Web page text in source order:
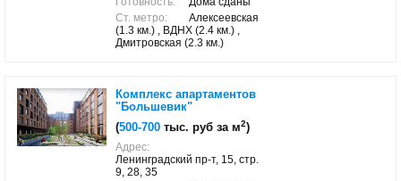
Ст. метро:
Алексеевская
(1.3 км.) , ВДНХ (2.4 км.) ,
Дмитровская (2.3 км.)
Комплекс апартаментов
"Большевик"
(500-700 тыс. руб за м2)
Адрес:
Ленинградский пр-т, 15, стр.
9, 28, 35